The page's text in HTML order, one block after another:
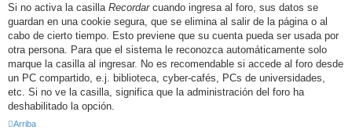
Si no activa la casilla Recordarcuando ingresa al foro, sus datos se
guardan en una cookie segura, que se elimina al salir de la página o al
cabo de cierto tiempo. Esto previene que su cuenta pueda ser usada por
otra persona. Para que el sistema le reconozca automáticamente solo
marque la casilla al ingresar. No es recomendable si accede al foro desde
un PC compartido, e.j. biblioteca, cyber-cafés, PCs de universidades,
etc. Si no ve la casilla, significa que la administración del foro ha
deshabilitado la opción.
Arriba